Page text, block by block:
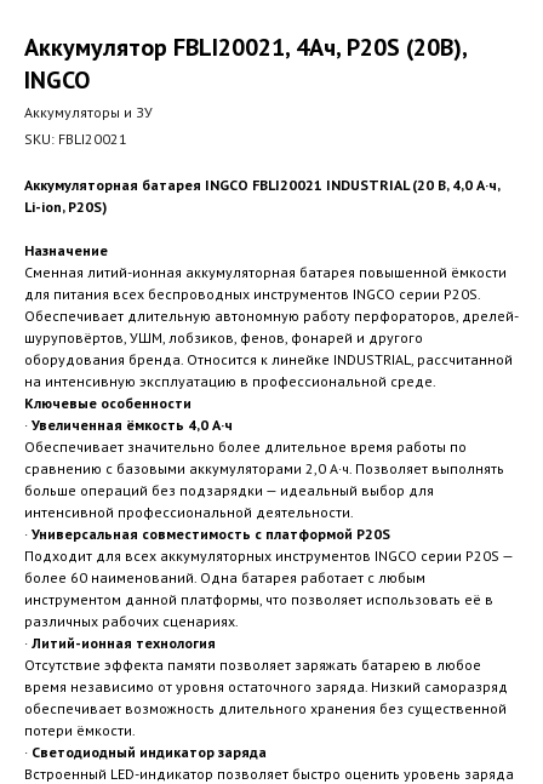
Аккумулятор FBLI20021, 4Ач, P20S (20В),
INGCO
Аккумуляторы и ЗУ
SKU: FBLI20021
Аккумуляторная батарея INGCO FBLI20021 INDUSTRIAL (20 В, 4,0 А·ч,
Li-ion, P20S)
Назначение
Сменная литий-ионная аккумуляторная батарея повышенной ёмкости
для питания всех беспроводных инструментов INGCO серии P20S.
Обеспечивает длительную автономную работу перфораторов, дрелей-
шуруповёртов, УШМ, лобзиков, фенов, фонарей и другого
оборудования бренда. Относится к линейке INDUSTRIAL, рассчитанной
на интенсивную эксплуатацию в профессиональной среде.
Ключевые особенности
· Увеличенная ёмкость 4,0 А·ч
Обеспечивает значительно более длительное время работы по
сравнению с базовыми аккумуляторами 2,0 А·ч. Позволяет выполнять
больше операций без подзарядки — идеальный выбор для
интенсивной профессиональной деятельности.
· Универсальная совместимость с платформой P20S
Подходит для всех аккумуляторных инструментов INGCO серии P20S —
более 60 наименований. Одна батарея работает с любым
инструментом данной платформы, что позволяет использовать её в
различных рабочих сценариях.
· Литий-ионная технология
Отсутствие эффекта памяти позволяет заряжать батарею в любое
время независимо от уровня остаточного заряда. Низкий саморазряд
обеспечивает возможность длительного хранения без существенной
потери ёмкости.
· Светодиодный индикатор заряда
Встроенный LED-индикатор позволяет быстро оценить уровень заряда